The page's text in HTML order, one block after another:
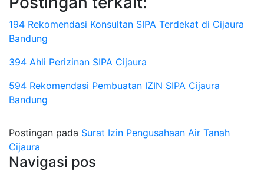
194 Rekomendasi Konsultan SIPA Terdekat di Cijaura
Bandung
394 Ahli Perizinan SIPA Cijaura
594 Rekomendasi Pembuatan IZIN SIPA Cijaura
Bandung
Postingan pada Surat Izin Pengusahaan Air Tanah
Cijaura
Navigasi pos